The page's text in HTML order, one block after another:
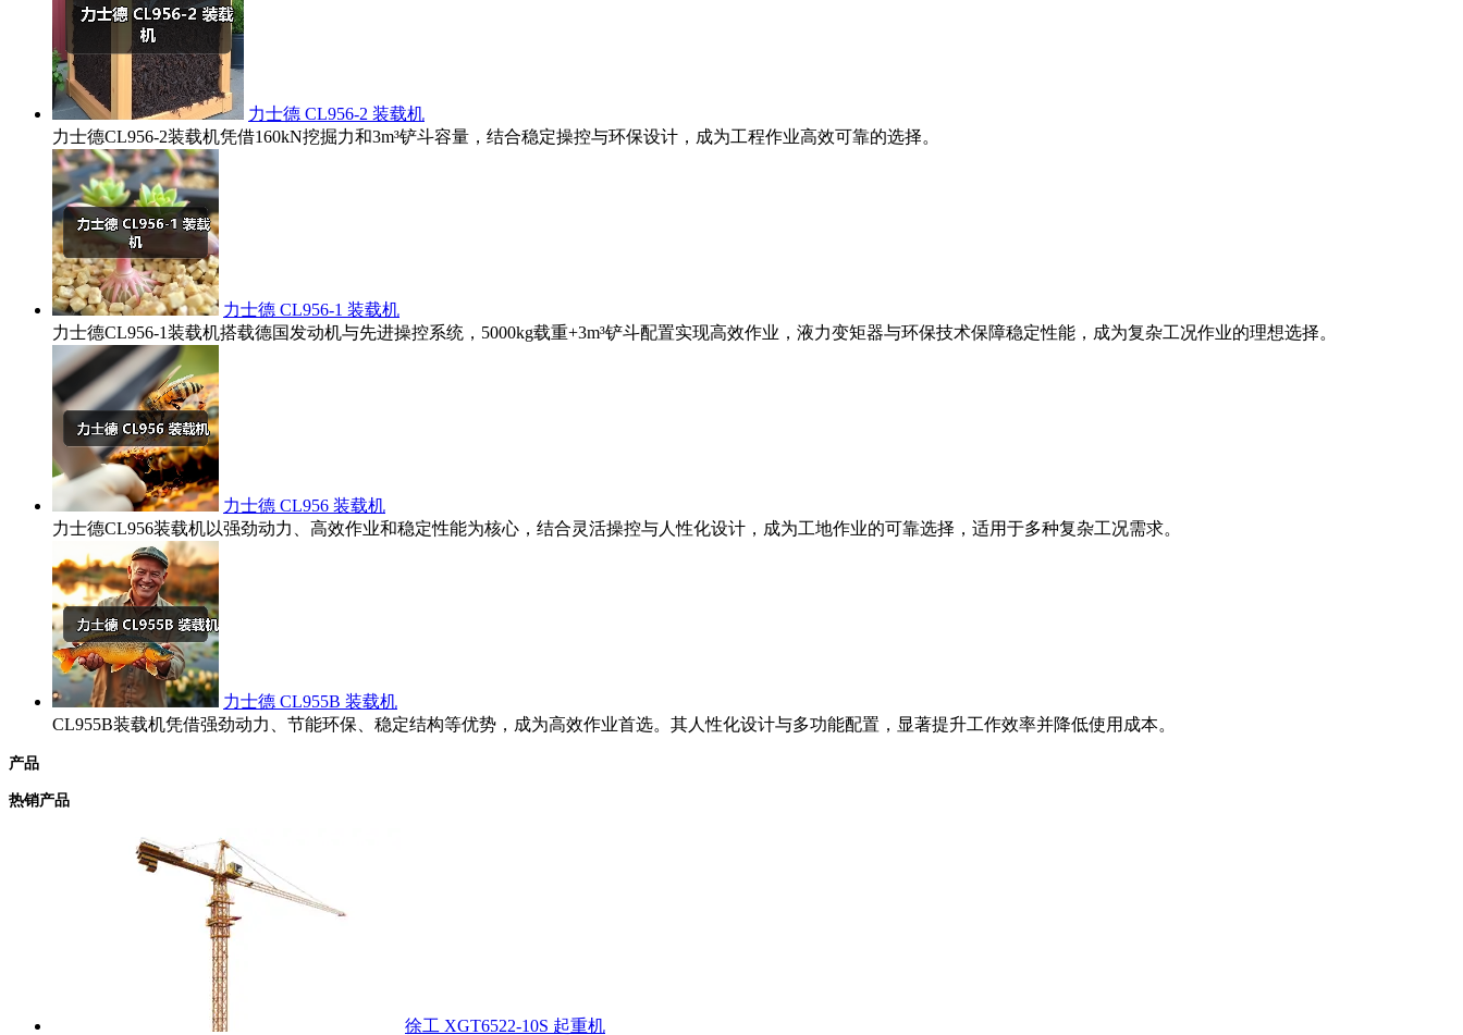
力士德 CL956-2 装载机
力士德CL956-2装载机凭借160kN挖掘力和3m³铲斗容量，结合稳定操控与环保设计，成为工程作业高效可靠的选择。
力士德 CL956-1 装载机
力士德CL956-1装载机搭载德国发动机与先进操控系统，5000kg载重+3m³铲斗配置实现高效作业，液力变矩器与环保技术保障稳定性能，成为复杂工况作业的理想选择。
力士德 CL956 装载机
力士德CL956装载机以强劲动力、高效作业和稳定性能为核心，结合灵活操控与人性化设计，成为工地作业的可靠选择，适用于多种复杂工况需求。
力士德 CL955B 装载机
CL955B装载机凭借强劲动力、节能环保、稳定结构等优势，成为高效作业首选。其人性化设计与多功能配置，显著提升工作效率并降低使用成本。
产品
热销产品
徐工 XGT6522-10S 起重机